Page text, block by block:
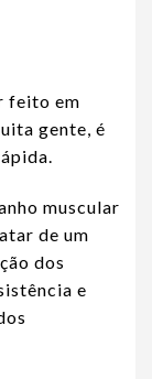
feito em
gente, é
muscular
de um
dos
e